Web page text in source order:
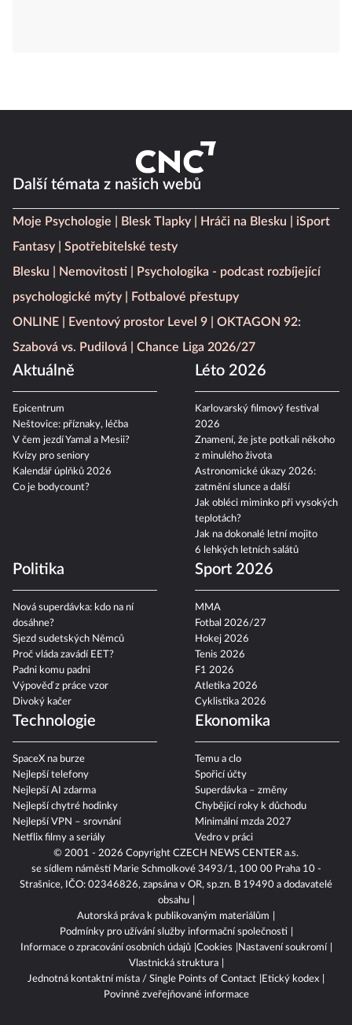
© 2001 - 2026 Copyright CZECH NEWS CENTER a.s.
se sídlem náměstí Marie Schmolkové 3493/1, 100 00 Praha 10 -
Strašnice, IČO: 02346826, zapsána v OR, sp.zn. B 19490 a dodavatelé
obsahu
Autorská práva k publikovaným materiálům
Podmínky pro užívání služby informační společnosti
Informace o zpracování osobních údajů Cookies
Nastavení soukromí
Vlastnická struktura
Jednotná kontaktní místa / Single Points of Contact
Etický kodex
Povinně zveřejňované informace
Další témata z našich webů
Moje Psychologie Blesk Tlapky Hráči na Blesku
iSport
Fantasy
Spotřebitelské testy
Blesku
Nemovitosti
Psychologika - podcast rozbíjející
psychologické mýty
Fotbalové přestupy
ONLINE
Eventový prostor Level 9
OKTAGON 92:
Szabová vs. Pudilová
Chance Liga 2026/27
Aktuálně
Epicentrum
Neštovice: příznaky, léčba
V čem jezdí Yamal a Mesii?
Kvízy pro seniory
Kalendář úplňků 2026
Co je bodycount?
Léto 2026
Karlovarský filmový festival
2026
Znamení, že jste potkali někoho
z minulého života
Astronomické úkazy 2026:
zatmění slunce a další
Jak obléci miminko při vysokých
teplotách?
Jak na dokonalé letní mojito
6 lehkých letních salátů
Politika
Nová superdávka: kdo na ní
dosáhne?
Sjezd sudetských Němců
Proč vláda zavádí EET?
Padni komu padni
Výpověď z práce vzor
Divoký kačer
Sport 2026
MMA
Fotbal 2026/27
Hokej 2026
Tenis 2026
F1 2026
Atletika 2026
Cyklistika 2026
Technologie
SpaceX na burze
Nejlepší telefony
Nejlepší AI zdarma
Nejlepší chytré hodinky
Nejlepší VPN – srovnání
Netflix filmy a seriály
Ekonomika
Temu a clo
Spořicí účty
Superdávka – změny
Chybějící roky k důchodu
Minimální mzda 2027
Vedro v práci